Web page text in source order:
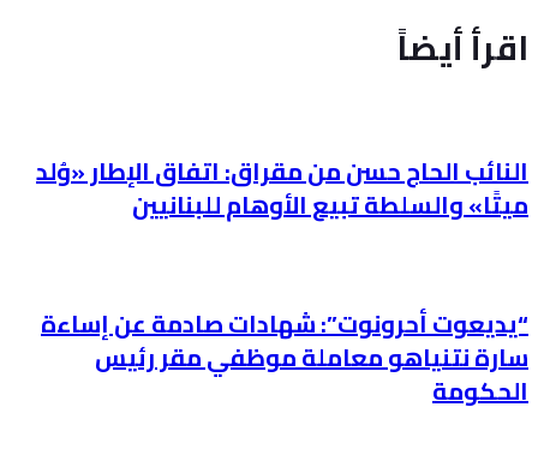
اقرأ أيضاً
النائب الحاج حسن من مقراق: اتفاق الإطار «وُلد
ميتًا» والسلطة تبيع الأوهام للبنانيين
“يديعوت أحرونوت”: شهادات صادمة عن إساءة
سارة نتنياهو معاملة موظفي مقر رئيس
الحكومة